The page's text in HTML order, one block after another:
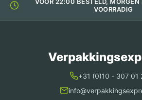
VOORRADIG
+31 (0)10 - 307 01